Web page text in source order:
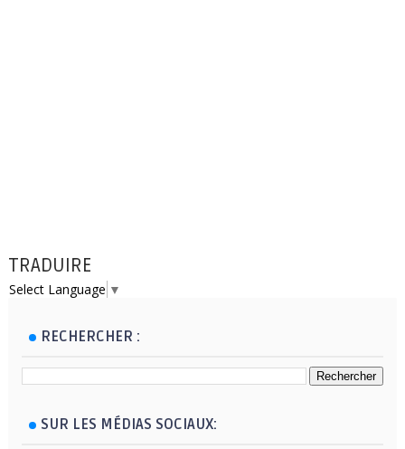
TRADUIRE
Select Language ▼
RECHERCHER :
SUR LES MÉDIAS SOCIAUX: